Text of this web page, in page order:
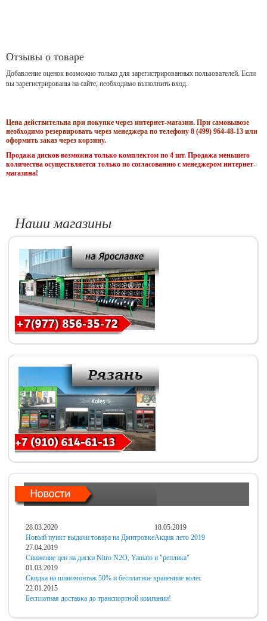
Отзывы о товаре
Добавление оценок возможно только для зарегистрированных пользователей. Если
вы зарегистрированы на сайте, необходимо выполнить вход.
Цена действительна при покупке через интернет-магазин. При самовывозе
необходимо резервировать через менеджера по телефону 8 (499) 964-48-13 или
оформить заказ через корзину.
Продажа дисков возможна только комплектом по 4 шт. Продажа меньшего
количества осуществляется только по согласованию с менеджером интернет-
магазина!
Наши магазины
28.03.2020
Новый пункт выдачи товара на Дмитровке
18.05.2019
Акция лето 2019
27.04.2019
Снижение цен на диски Nitro N2O, Yamato и "реплика"
01.03.2019
Скидка на шиномонтаж 50% и бесплатное хранениие колес
22.01.2015
Бесплатная доставка до транспортной компании!